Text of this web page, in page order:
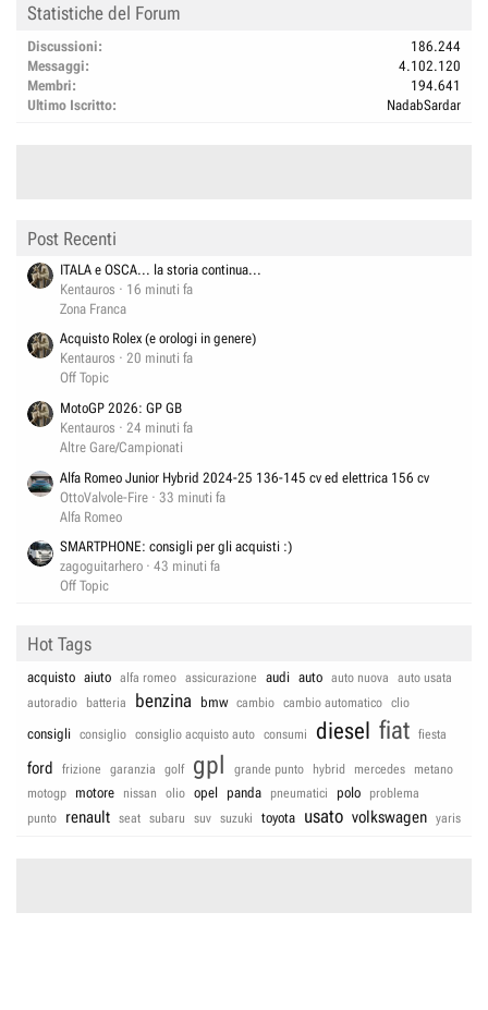
Statistiche del Forum
Discussioni
186.244
Messaggi
4.102.120
Membri
194.641
Ultimo Iscritto
NadabSardar
Post Recenti
ITALA e OSCA... la storia continua...
Kentauros
16 minuti fa
Zona Franca
Acquisto Rolex (e orologi in genere)
Kentauros
20 minuti fa
Off Topic
MotoGP 2026: GP GB
Kentauros
24 minuti fa
Altre Gare/Campionati
Alfa Romeo Junior Hybrid 2024-25 136-145 cv ed elettrica 156 cv
OttoValvole-Fire
33 minuti fa
Alfa Romeo
SMARTPHONE: consigli per gli acquisti :)
zagoguitarhero
43 minuti fa
Off Topic
Hot Tags
acquisto aiuto alfa romeo assicurazione audi auto auto nuova
auto usata
autoradio
batteria benzina bmw cambio cambio automatico clio
consigli consiglio consiglio acquisto auto consumi diesel fiat fiesta
ford frizione garanzia golf gpl grande punto hybrid mercedes
metano
motogp
motore nissan olio opel panda pneumatici polo
problema
punto
renault seat subaru suv suzuki toyota usato volkswagen yaris